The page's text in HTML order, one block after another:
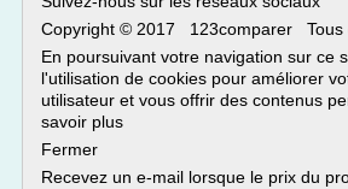
Copyright © 2017 123comparer Tous
En poursuivant votre navigation sur ce
l'utilisation de cookies pour améliorer
utilisateur et vous offrir des contenus
savoir plus
Fermer
Recevez un e-mail lorsque le prix du